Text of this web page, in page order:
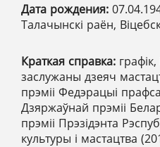
Дата рождения:
Талачынскі раён,
Краткая справка:
заслужаны дзеяч
прэміі Федэрацыі
Дзяржаўнай прэміі
прэміі Прэзідэнта
культуры i мастацтва